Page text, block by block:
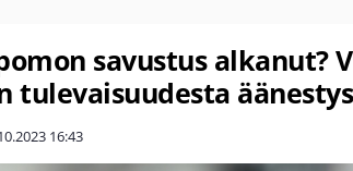
savustus alkanut?
tulevaisuudesta
16:43